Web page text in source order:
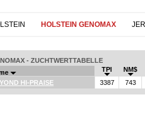
HOLSTEIN GENOMAX
- ZUCHTWERTTABELLE
TPI
NM$
HI-PRAISE 3387 743